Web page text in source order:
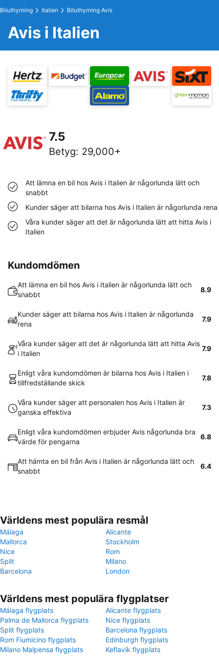
Biluthyrning Italien Biluthyrning Avis
Avis i Italien
7.5
Betyg: 29,000+
Att lämna en bil hos Avis i Italien är någorlunda lätt och
snabbt
Kunder säger att bilarna hos Avis i Italien är någorlunda rena
Våra kunder säger att det är någorlunda lätt att hitta Avis i
Italien
Kundomdömen
Att lämna en bil hos Avis i Italien är någorlunda lätt och
snabbt
8.9
Kunder säger att bilarna hos Avis i Italien är någorlunda
rena
7.9
Våra kunder säger att det är någorlunda lätt att hitta Avis
i Italien
7.9
Enligt våra kundomdömen är bilarna hos Avis i Italien i
tillfredställande skick
7.8
Våra kunder säger att personalen hos Avis i Italien är
ganska effektiva
7.3
Enligt våra kundomdömen erbjuder Avis någorlunda bra
värde för pengarna
6.8
Att hämta en bil från Avis i Italien är någorlunda lätt och
snabbt
6.4
Världens mest populära resmål
Málaga
Alicante
Mallorca
Stockholm
Nice
Rom
Split
Milano
Barcelona
London
Världens mest populära flygplatser
Málaga flygplats
Alicante flygplats
Palma de Mallorca flygplats
Nice flygplats
Split flygplats
Barcelona flygplats
Rom Fiumicino flygplats
Edinburgh flygplats
Milano Malpensa flygplats
Keflavík flygplats